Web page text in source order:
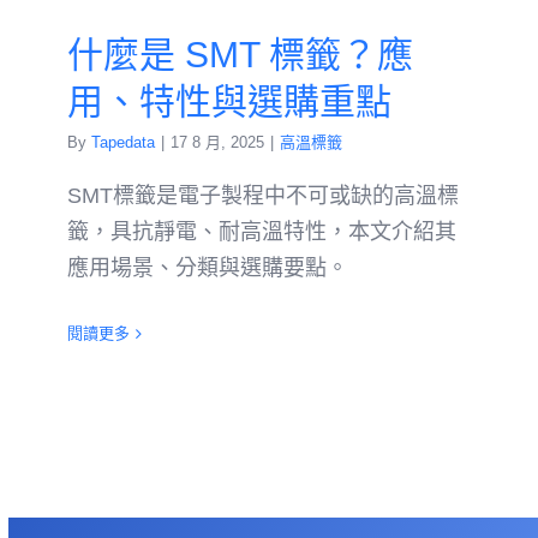
什麼是 SMT 標籤？應
用、特性與選購重點
By Tapedata 17 8 月, 2025 高溫標籤
SMT標籤是電子製程中不可或缺的高溫標
籤，具抗靜電、耐高溫特性，本文介紹其
應用場景、分類與選購要點。
閱讀更多